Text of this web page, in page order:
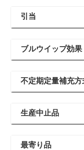
引当
ブルウイップ効果
不定期定量補充方
生産中止品
最寄り品